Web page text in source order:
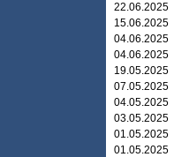
22.06.2025
15.06.2025
04.06.2025
04.06.2025
19.05.2025
07.05.2025
04.05.2025
03.05.2025
01.05.2025
01.05.2025